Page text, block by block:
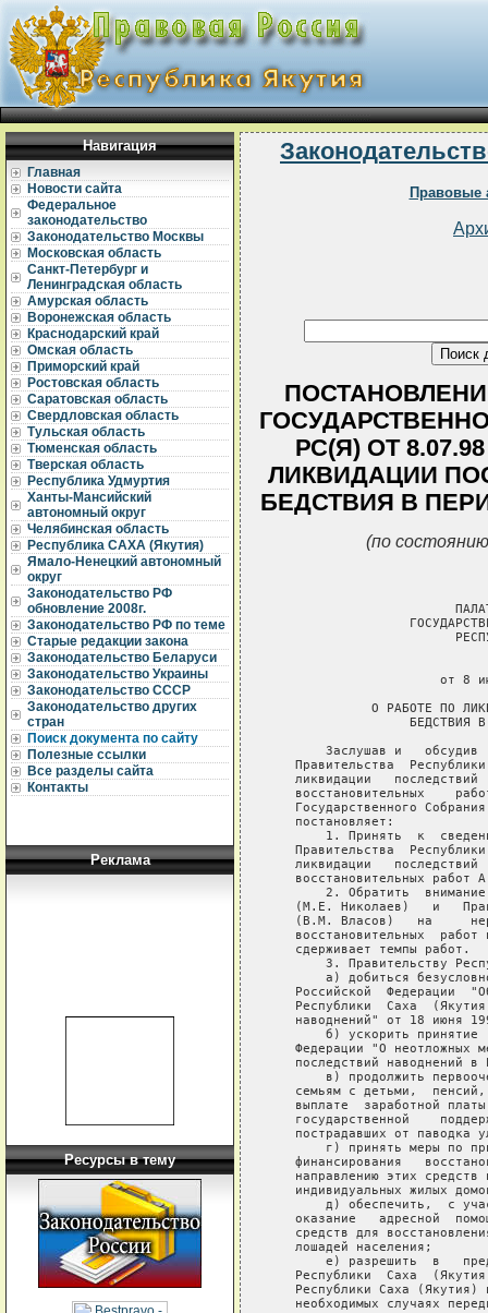
Навигация
Главная
Новости сайта
Федеральное
законодательство
Законодательство Москвы
Московская область
Санкт-Петербург и
Ленинградская область
Амурская область
Воронежская область
Краснодарский край
Омская область
Приморский край
Ростовская область
Саратовская область
Свердловская область
Тульская область
Тюменская область
Тверская область
Республика Удмуртия
Ханты-Мансийский
автономный округ
Челябинская область
Республика САХА (Якутия)
Ямало-Ненецкий автономный
округ
Законодательство РФ
обновление 2008г.
Законодательство РФ по теме
Старые редакции закона
Законодательство Беларуси
Законодательство Украины
Законодательство СССР
Законодательство других
стран
Поиск документа по сайту
Полезные ссылки
Все разделы сайта
Контакты
Реклама
Ресурсы в тему
Правовые
РС(Я) ОТ
ЛИКВИДАЦИИ
БЕДСТВИЯ В
(по
от 8
О РАБОТЕ ПО
БЕДСТВИЯ
Заслушав и   обсудив
Правительства
ликвидации   последствий
восстановительных
Государственного
   постановляет:
1. Принять  к
Правительства
ликвидации   последствий
восстановительных работ
2. Обратить
(М.Е. Николаев)   и
(В.М. Власов)   на
восстановительных  работ
   сдерживает темпы работ.
3. Правительству
а) добиться
Российской  Федерации
Республики  Саха
наводнений" от 18 июня
б) ускорить принятие
Федерации "О неотложных
последствий наводнений в
в) продолжить
семьям с детьми,
выплате  заработной
государственной
пострадавших от паводка
г) принять меры по
финансирования
направлению этих средств
индивидуальных жилых
д) обеспечить,  с
оказание   адресной
средств для
   лошадей населения;
е) разрешить  в
Республики  Саха
Республики Саха (Якутия)
необходимых случаях